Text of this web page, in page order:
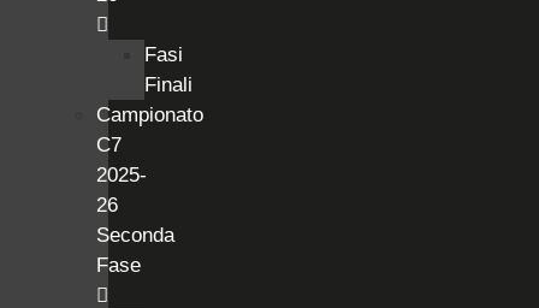
Fasi
Finali
Campionato
C7
2025-
26
Seconda
Fase